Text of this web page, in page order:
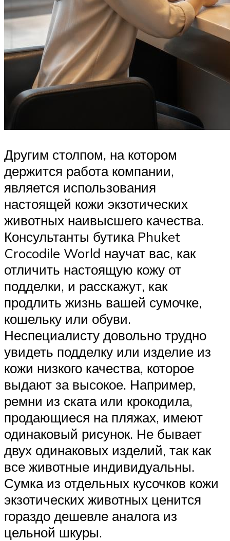
Другим столпом, на котором
держится работа компании,
является использования
настоящей кожи экзотических
животных наивысшего качества.
Консультанты бутика Phuket
Crocodile World научат вас, как
отличить настоящую кожу от
подделки, и расскажут, как
продлить жизнь вашей сумочке,
кошельку или обуви.
Неспециалисту довольно трудно
увидеть подделку или изделие из
кожи низкого качества, которое
выдают за высокое. Например,
ремни из ската или крокодила,
продающиеся на пляжах, имеют
одинаковый рисунок. Не бывает
двух одинаковых изделий, так как
все животные индивидуальны.
Сумка из отдельных кусочков кожи
экзотических животных ценится
гораздо дешевле аналога из
цельной шкуры.